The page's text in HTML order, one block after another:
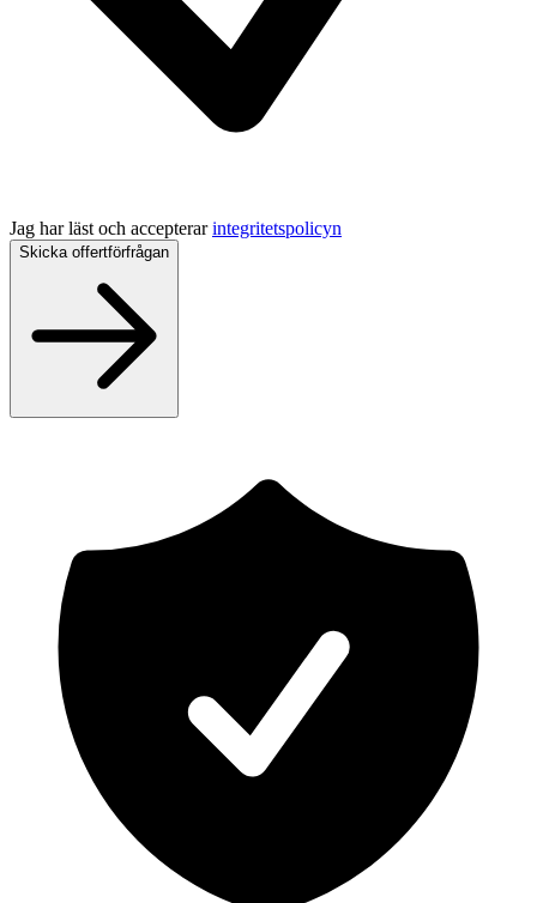
Jag har läst och accepterar integritetspolicyn
Skicka offertförfrågan